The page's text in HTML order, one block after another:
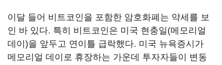
이달 들어 비트코인을 포함한 암호화폐는 약세를 보
인 바 있다. 특히 비트코인은 미국 현충일(메모리얼
데이)을 앞두고 연이틀 급락했다. 미국 뉴욕증시가
메모리얼 데이로 휴장하는 가운데 투자자들이 변동